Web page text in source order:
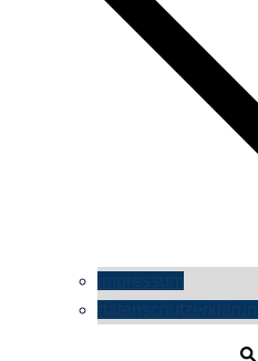
impressum